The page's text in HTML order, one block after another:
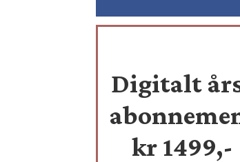
Digitalt
kr 1499,-